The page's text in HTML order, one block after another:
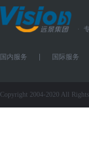
·
国内服务 国际服务
Copyright 2004-2020 All